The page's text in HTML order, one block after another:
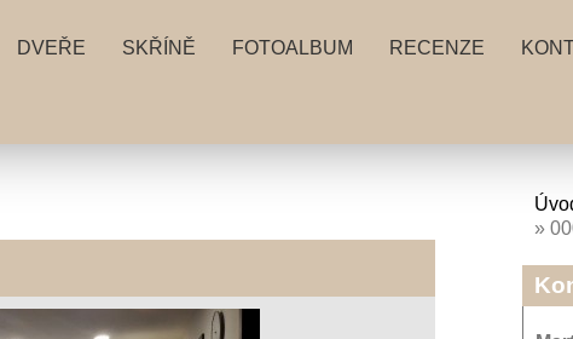
DVEŘE SKŘÍNĚ FOTOALBUM RECENZE
»